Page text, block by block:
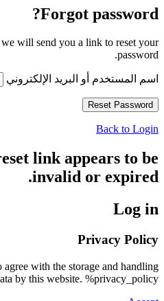
Forgot password?
will send you a link to reset your
password.
اسم المستخدم أو البريد الإلكتروني
Back to Login
link appears to be
invalid or expired.
Log in
Privacy Policy
with the storage and handling
by this website. %privacy_policy%